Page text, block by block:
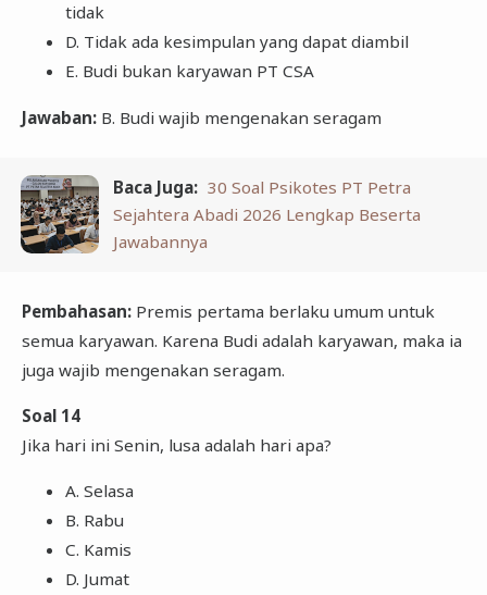
tidak
D. Tidak ada kesimpulan yang dapat diambil
E. Budi bukan karyawan PT CSA
Jawaban:B. Budi wajib mengenakan seragam
Baca Juga: 30 Soal Psikotes PT Petra
Sejahtera Abadi 2026 Lengkap Beserta
Jawabannya
Pembahasan:Premis pertama berlaku umum untuk
semua karyawan. Karena Budi adalah karyawan, maka ia
juga wajib mengenakan seragam.
Soal 14
Jika hari ini Senin, lusa adalah hari apa?
A. Selasa
B. Rabu
C. Kamis
D. Jumat